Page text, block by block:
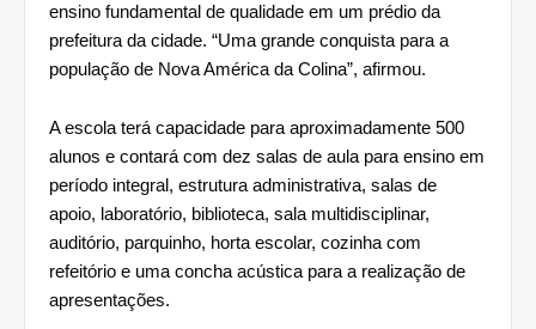
ensino fundamental de qualidade em um prédio da
prefeitura da cidade. “Uma grande conquista para a
população de Nova América da Colina”, afirmou.
A escola terá capacidade para aproximadamente 500
alunos e contará com dez salas de aula para ensino em
período integral, estrutura administrativa, salas de
apoio, laboratório, biblioteca, sala multidisciplinar,
auditório, parquinho, horta escolar, cozinha com
refeitório e uma concha acústica para a realização de
apresentações.